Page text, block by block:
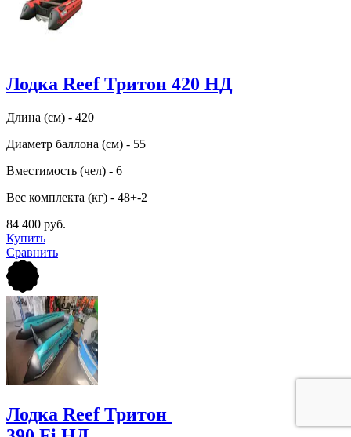
Лодка Reef Тритон 420 НД
Длина (см) - 420
Диаметр баллона (см) - 55
Вместимость (чел) - 6
Вес комплекта (кг) - 48+-2
84 400 руб.
Купить
Сравнить
Лодка Reef Тритон